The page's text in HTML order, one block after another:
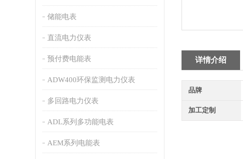
储能电表
直流电力仪表
预付费电能表
ADW400环保监测电力仪表
多回路电力仪表
ADL系列多功能电表
AEM系列电能表
详情介绍
品牌
加工定制